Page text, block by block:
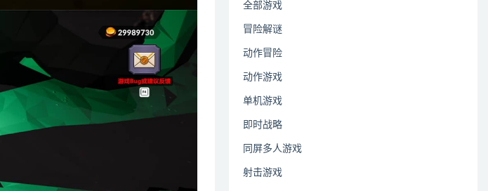
全部游戏
冒险解谜
动作冒险
动作游戏
单机游戏
即时战略
同屏多人游戏
射击游戏